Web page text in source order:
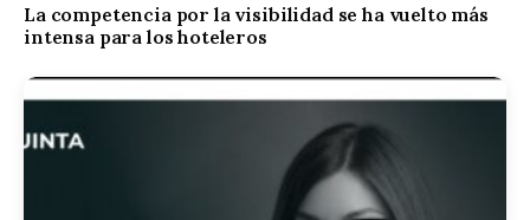
La competencia por la visibilidad se ha vuelto más
intensa para los hoteleros